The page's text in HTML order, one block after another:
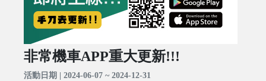
非常機車APP重大更新!!!
活動日期 | 2024-06-07 ~ 2024-12-31